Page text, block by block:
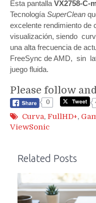
Esta pantalla VX2758-C-
Tecnología SuperClean
excelente rendimiento de
visualización, siendo
una alta frecuencia de
FreeSync de AMD, sin
juego fluida.
Please follow
0
Curva, FullHD+,
ViewSonic
Related Posts